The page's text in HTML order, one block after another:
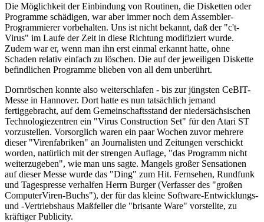
Die Möglichkeit der Einbindung von Routinen, die Disketten oder
Programme schädigen, war aber immer noch dem Assembler-
Programmierer vorbehalten. Uns ist nicht bekannt, daß der "c't-
Virus" im Laufe der Zeit in diese Richtung modifiziert wurde.
Zudem war er, wenn man ihn erst einmal erkannt hatte, ohne
Schaden relativ einfach zu löschen. Die auf der jeweiligen Diskette
befindlichen Programme blieben von all dem unberührt.
Dornröschen konnte also weiterschlafen - bis zur jüngsten CeBIT-
Messe in Hannover. Dort hatte es nun tatsächlich jemand
fertiggebracht, auf dem Gemeinschaftsstand der niedersächsischen
Technologiezentren ein "Virus Construction Set" für den Atari ST
vorzustellen. Vorsorglich waren ein paar Wochen zuvor mehrere
dieser "Virenfabriken" an Journalisten und Zeitungen verschickt
worden, natürlich mit der strengen Auflage, "das Programm nicht
weiterzugeben", wie man uns sagte. Mangels großer Sensationen
auf dieser Messe wurde das "Ding" zum Hit. Fernsehen, Rundfunk
und Tagespresse verhalfen Herrn Burger (Verfasser des "großen
ComputerViren-Buchs"), der für das kleine Software-Entwicklungs-
und -Vertriebshaus Maßfeller die "brisante Ware" vorstellte, zu
kräftiger Publicity.